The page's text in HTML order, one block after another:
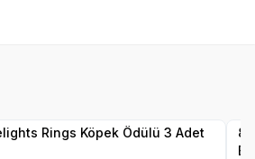
Rings Köpek Ödülü 3 Adet
8